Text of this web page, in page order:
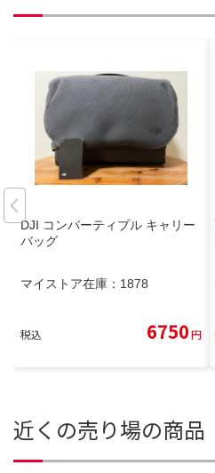
DJI コンバーティブル キャリー
バッグ
マイストア在庫： 1878
税込 6750円
近くの売り場の商品